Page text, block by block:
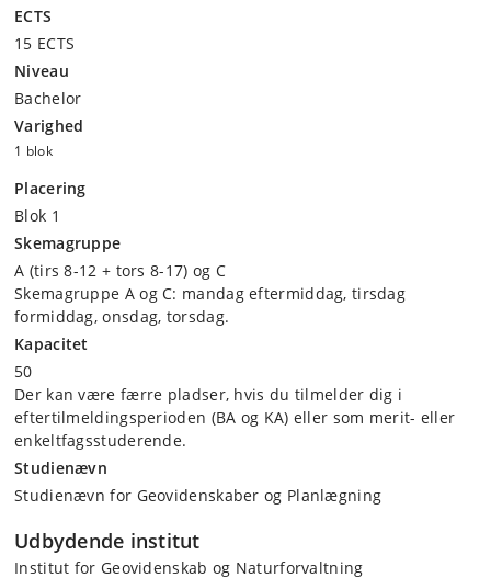
ECTS
15 ECTS
Niveau
Bachelor
Varighed
1 blok
Placering
Blok 1
Skemagruppe
A (tirs 8-12 + tors 8-17) og C
Skemagruppe A og C: mandag eftermiddag, tirsdag
formiddag, onsdag, torsdag.
Kapacitet
50
Der kan være færre pladser, hvis du tilmelder dig i
eftertilmeldingsperioden (BA og KA) eller som merit- eller
enkeltfagsstuderende.
Studienævn
Studienævn for Geovidenskaber og Planlægning
Udbydende institut
Institut for Geovidenskab og Naturforvaltning